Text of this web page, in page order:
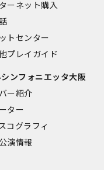
ーネット購入
トセンター
プレイガイド
ンフォニエッタ大阪
ー紹介
ター
コグラフィ
演情報